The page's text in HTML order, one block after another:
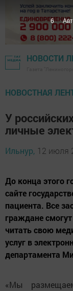
НОВОСТИ
НОВОСТНАЯ
У
личные
Ильнур, 12 июля
До конца этого
сайте
пациента. Все
граждане
читать свою
услуг в
департамента
«Мы
5